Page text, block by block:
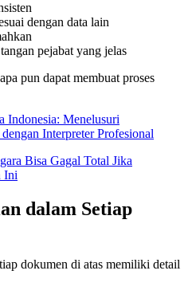
dengan data lain
pejabat yang jelas
pun dapat membuat proses
Indonesia: Menelusuri
Interpreter Profesional
dalam Setiap
dokumen di atas memiliki detail